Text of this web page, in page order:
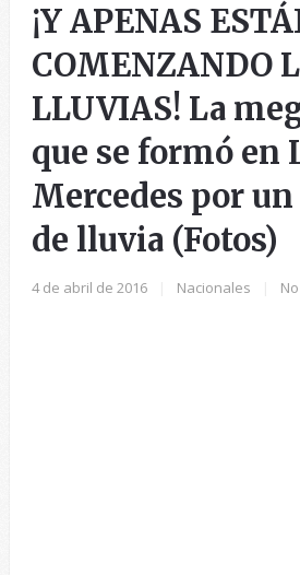
¡Y APENAS
COMENZANDO
LLUVIAS! La
que se formó en
Mercedes por un
de lluvia (Fotos)
4 de abril de 2016 Nacionales